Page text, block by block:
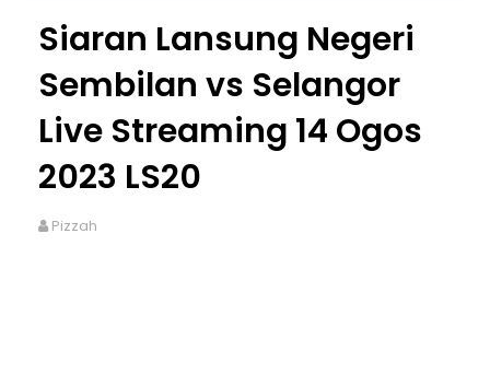
Siaran Lansung Negeri
Sembilan vs Selangor
Live Streaming 14 Ogos
2023 LS20
Pizzah